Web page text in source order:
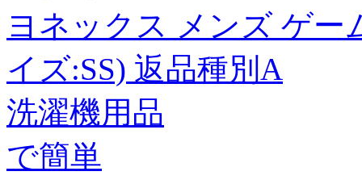
ヨネックス メンズ ゲ
イズ:SS) 返品種別A
洗濯機用品
で簡単